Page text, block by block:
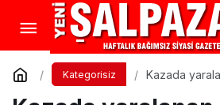
Kategorisiz
Kazada